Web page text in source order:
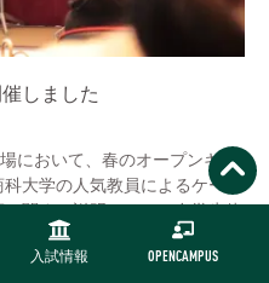
入試情報 OPENCAMPUS
しました
において、春のオープンキャ
大学の人気教員によるケース
関する説明、そして在学生体